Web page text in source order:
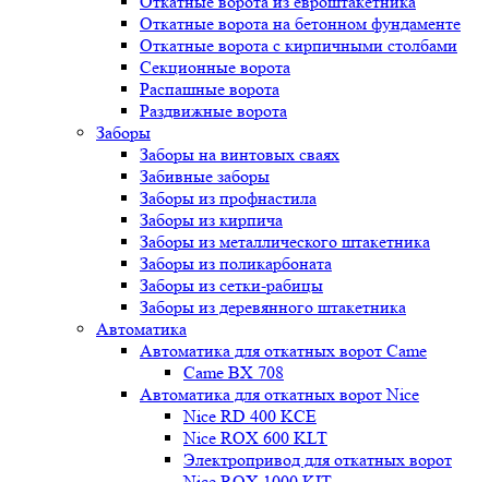
Откатные ворота на бетонном фундаменте
Откатные ворота с кирпичными столбами
Секционные ворота
Распашные ворота
Раздвижные ворота
Заборы
Заборы на винтовых сваях
Забивные заборы
Заборы из профнастила
Заборы из кирпича
Заборы из металлического штакетника
Заборы из поликарбоната
Заборы из сетки-рабицы
Заборы из деревянного штакетника
Автоматика
Автоматика для откатных ворот Came
Came BX 708
Автоматика для откатных ворот Nice
Nice RD 400 KCE
Nice ROX 600 KLT
Электропривод для откатных ворот